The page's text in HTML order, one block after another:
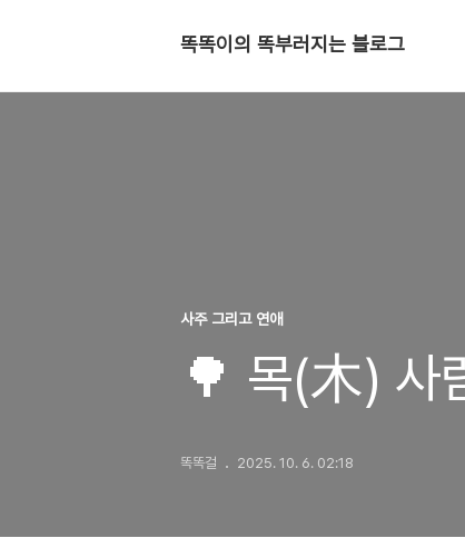
똑똑이의 똑부러지는 블로그
사주 그리고 연애
🌳 목(木) 사
똑똑걸 2025. 10. 6. 02:18